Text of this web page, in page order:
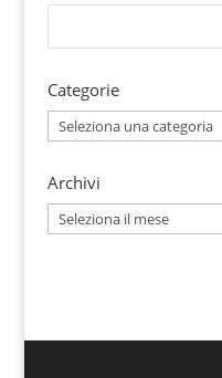
Categorie
Categorie
Archivi
Archivi